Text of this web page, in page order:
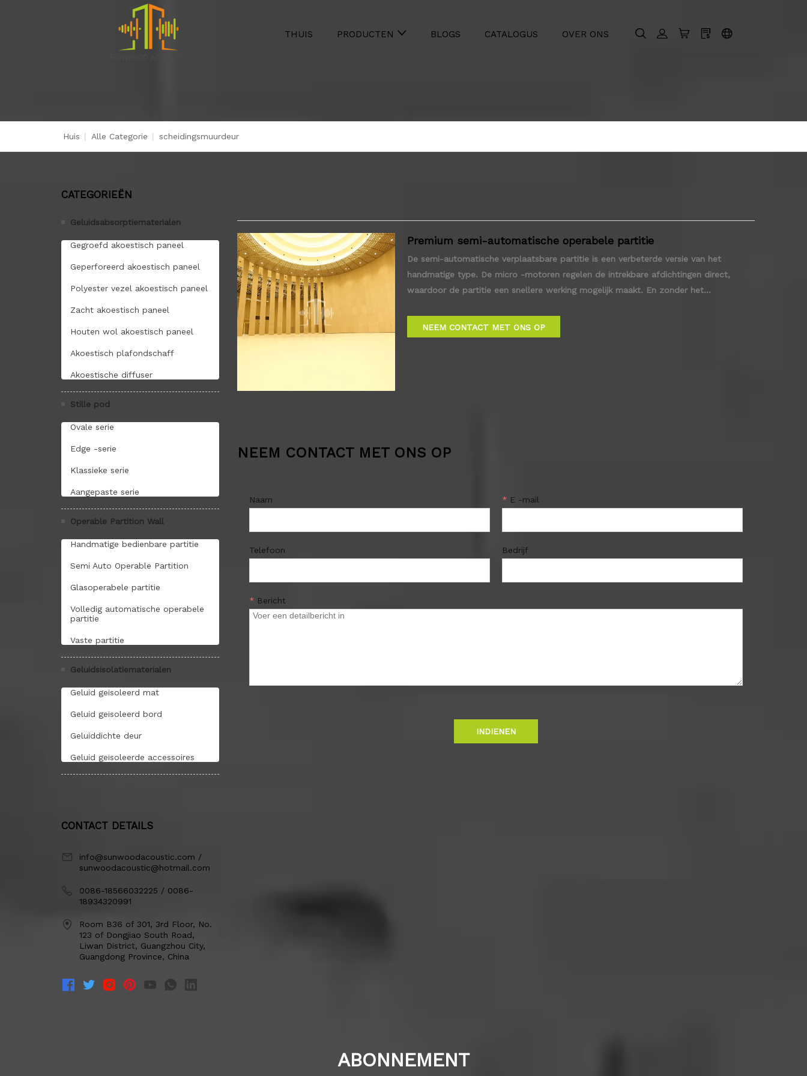
THUIS PRODUCTEN BLOGS CATALOGUS OVER ONS
Huis Alle Categorie scheidingsmuurdeur
CATEGORIEËN
Geluidsabsorptiematerialen
Gegroefd akoestisch paneel
Geperforeerd akoestisch paneel
Polyester vezel akoestisch paneel
Zacht akoestisch paneel
Houten wol akoestisch paneel
Akoestisch plafondschaff
Akoestische diffuser
Stille pod
Ovale serie
Edge -serie
Klassieke serie
Aangepaste serie
Operable Partition Wall
Handmatige bedienbare partitie
Semi Auto Operable Partition
Glasoperabele partitie
Volledig automatische operabele
partitie
Vaste partitie
Geluidsisolatiematerialen
Geluid geïsoleerd mat
Geluid geïsoleerd bord
Geluiddichte deur
Geluid geïsoleerde accessoires
CONTACT DETAILS
info@sunwoodacoustic.com /
sunwoodacoustic@hotmail.com
0086-18566032225 / 0086-
18934320991
Room B36 of 301, 3rd Floor, No.
123 of Dongjiao South Road,
Liwan District, Guangzhou City,
Guangdong Province, China
Premium semi-automatische operabele partitie
De semi-automatische verplaatsbare partitie is een verbeterde versie van het
handmatige type. De micro -motoren regelen de intrekbare afdichtingen direct,
waardoor de partitie een snellere werking mogelijk maakt. En zonder het
NEEM CONTACT MET ONS OP
NEEM CONTACT MET ONS OP
Naam * E -mail
Telefoon Bedrijf
* Bericht
INDIENEN
ABONNEMENT